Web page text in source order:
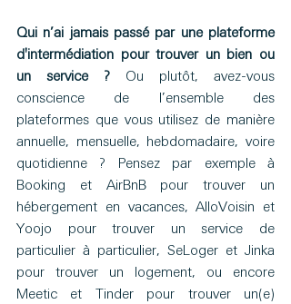
Qui n’ai jamais passé par une plateforme
d'intermédiation pour trouver un bien ou
un service ? Ou plutôt, avez-vous
conscience de l’ensemble des
plateformes que vous utilisez de manière
annuelle, mensuelle, hebdomadaire, voire
quotidienne ? Pensez par exemple à
Booking et AirBnB pour trouver un
hébergement en vacances, AlloVoisin et
Yoojo pour trouver un service de
particulier à particulier, SeLoger et Jinka
pour trouver un logement, ou encore
Meetic et Tinder pour trouver un(e)